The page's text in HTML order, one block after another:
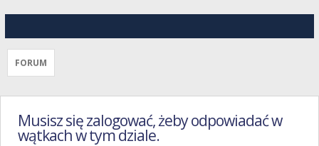
FORUM
Musisz się zalogować, żeby odpowiadać w
wątkach w tym dziale.